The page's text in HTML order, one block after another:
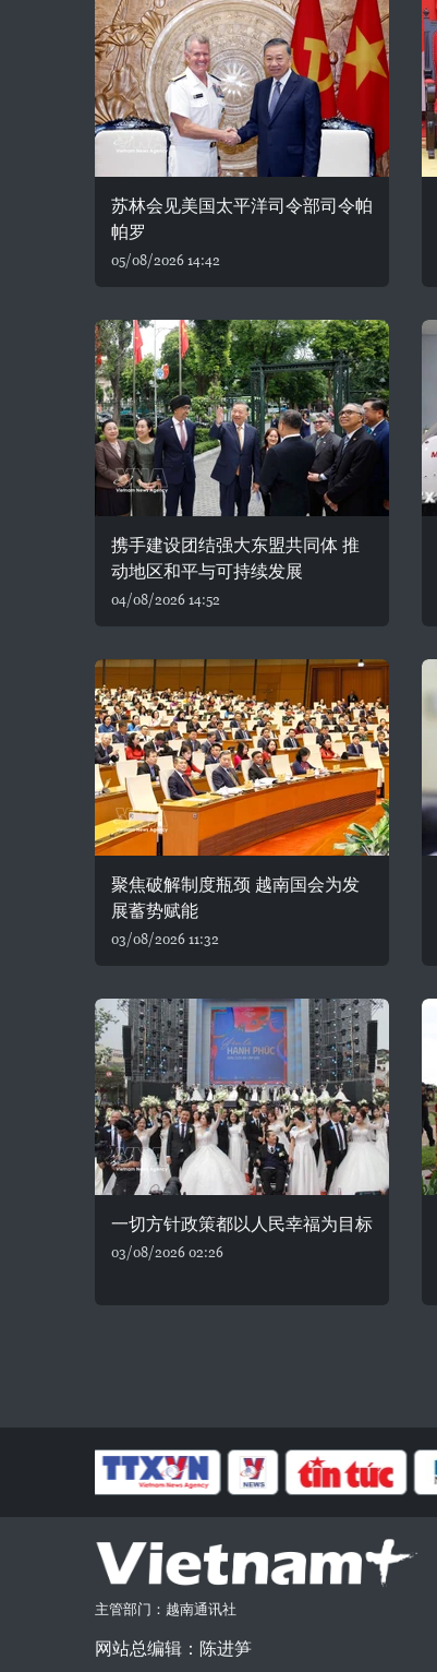
苏林会见美国太平洋司令部司令帕
帕罗
05/08/2026 14:42
携手建设团结强大东盟共同体 推
动地区和平与可持续发展
04/08/2026 14:52
聚焦破解制度瓶颈 越南国会为发
展蓄势赋能
03/08/2026 11:32
一切方针政策都以人民幸福为目标
03/08/2026 02:26
主管部门：越南通讯社
网站总编辑：陈进笋